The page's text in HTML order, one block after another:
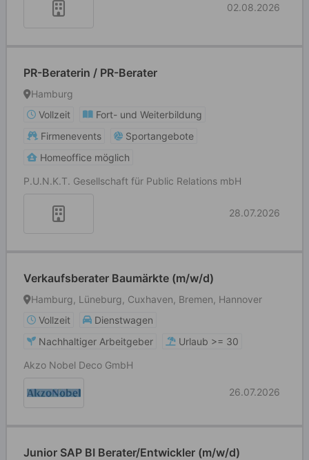
02.08.2026
PR-Beraterin / PR-Berater
Hamburg
Vollzeit
Fort- und Weiterbildung
Firmenevents
Sportangebote
Homeoffice möglich
P.U.N.K.T. Gesellschaft für Public Relations mbH
28.07.2026
Verkaufsberater Baumärkte (m/w/d)
Hamburg, Lüneburg, Cuxhaven, Bremen, Hannover
Vollzeit
Dienstwagen
Nachhaltiger Arbeitgeber
Urlaub >= 30
Akzo Nobel Deco GmbH
26.07.2026
Junior SAP BI Berater/Entwickler (m/w/d)